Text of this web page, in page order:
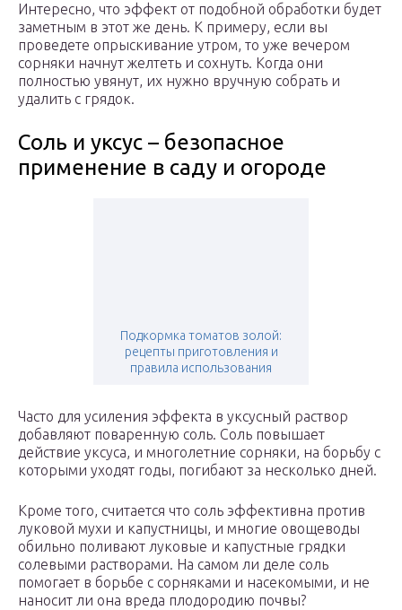
Интересно, что эффект от подобной обработки будет
заметным в этот же день. К примеру, если вы
проведете опрыскивание утром, то уже вечером
сорняки начнут желтеть и сохнуть. Когда они
полностью увянут, их нужно вручную собрать и
удалить с грядок.
Соль и уксус – безопасное
применение в саду и огороде
Подкормка томатов золой:
рецепты приготовления и
правила использования
Часто для усиления эффекта в уксусный раствор
добавляют поваренную соль. Соль повышает
действие уксуса, и многолетние сорняки, на борьбу с
которыми уходят годы, погибают за несколько дней.
Кроме того, считается что соль эффективна против
луковой мухи и капустницы, и многие овощеводы
обильно поливают луковые и капустные грядки
солевыми растворами. На самом ли деле соль
помогает в борьбе с сорняками и насекомыми, и не
наносит ли она вреда плодородию почвы?